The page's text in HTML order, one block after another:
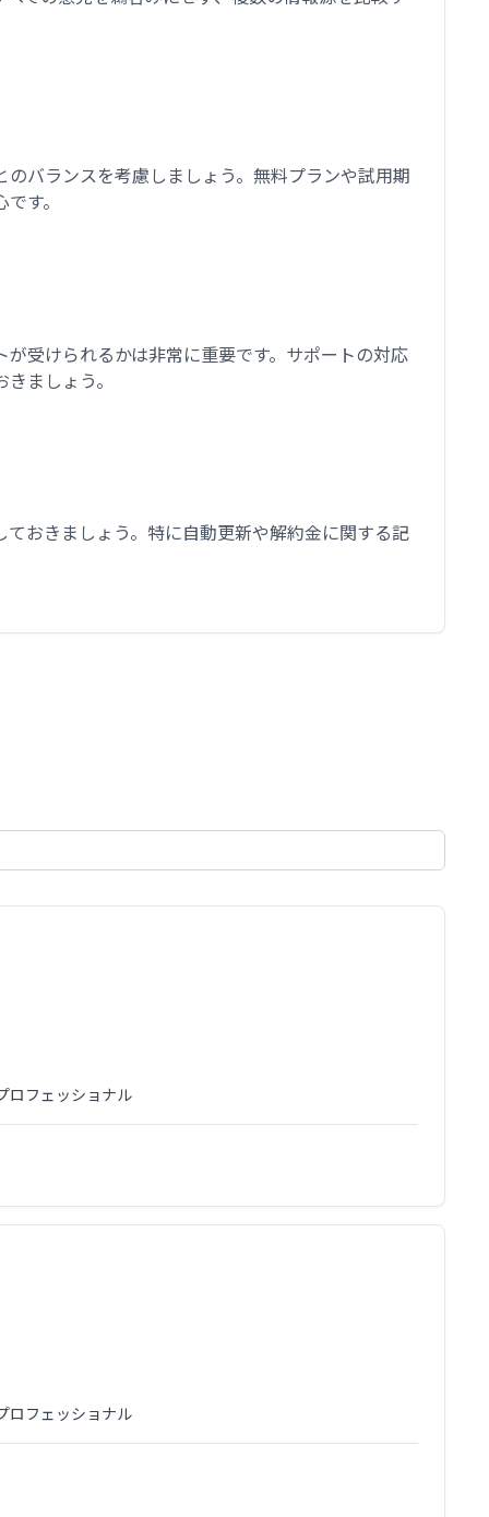
バランスを考慮しましょう。無料プランや試用期
す。
受けられるかは非常に重要です。サポートの対応
ましょう。
おきましょう。特に自動更新や解約金に関する記
ロフェッショナル
ロフェッショナル